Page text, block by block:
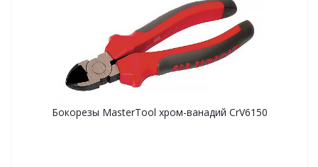
Бокорезы MasterTool хром-ванадий CrV6150